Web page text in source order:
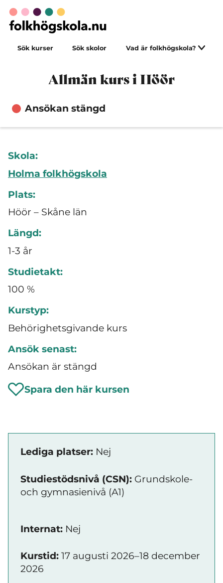
Sök kurser Sök skolor Vad är folkhögskola?
Allmän kurs i Höör
Ansökan stängd
Skola:
Holma folkhögskola
Plats:
Höör – Skåne län
Längd:
1-3 år
Studietakt:
100 %
Kurstyp:
Behörighetsgivande kurs
Ansök senast:
Ansökan är stängd
Spara den här kursen
Lediga platser: Nej
Studiestödsnivå (CSN): Grundskole-
och gymnasienivå (A1)
Internat: Nej
Kurstid: 17 augusti 2026–18 december
2026